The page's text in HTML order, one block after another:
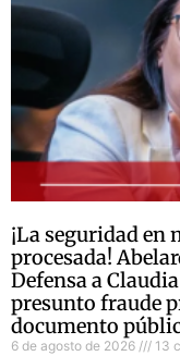
¡La seguridad
procesada!
Defensa a
presunto fraude
documento
6 de agosto de 2026 13